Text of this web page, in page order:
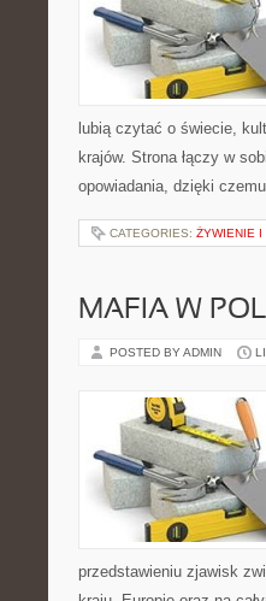
lubią czytać o świecie,
krajów. Strona łączy w
opowiadania, dzięki
CATEGORIES: ŻYWIENIE I
MAFIA W
POSTED BY ADMIN
przedstawieniu zjawisk